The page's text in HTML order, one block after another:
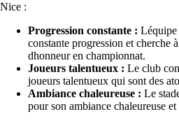
Nice :
Progression constante :
constante progression et cherche
dhonneur en championnat.
Joueurs talentueux : Le club
joueurs talentueux qui sont des
Ambiance chaleureuse : Le
pour son ambiance chaleureuse